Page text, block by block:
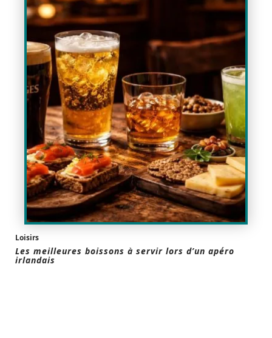
Loisirs
Les meilleures boissons à servir lors d’un apéro
irlandais